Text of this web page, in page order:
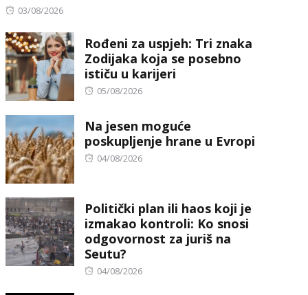
Posted
03/08/2026
Rođeni za uspjeh: Tri znaka
Zodijaka koja se posebno
ističu u karijeri
Posted
05/08/2026
Na jesen moguće
poskupljenje hrane u Evropi
Posted
04/08/2026
Politički plan ili haos koji je
izmakao kontroli: Ko snosi
odgovornost za juriš na
Seutu?
Posted
04/08/2026